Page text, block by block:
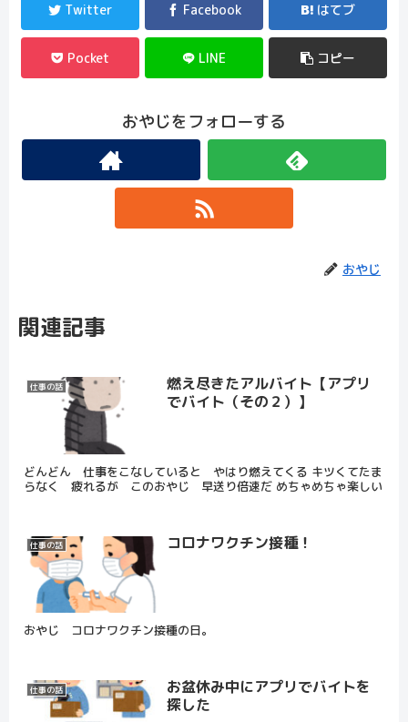
Twitter Facebook はてブ
Pocket LINE コピー
おやじをフォローする
おやじ
関連記事
仕事の話
燃え尽きたアルバイト【アプリ
でバイト（その２）】
どんどん 仕事をこなしていると やはり燃えてくる キツくてたま
らなく 疲れるが このおやじ 早送り倍速だ めちゃめちゃ楽しい
仕事の話 コロナワクチン接種！
おやじ コロナワクチン接種の日。
仕事の話
お盆休み中にアプリでバイトを
探した